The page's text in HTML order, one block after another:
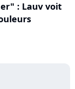
: Lauv voit